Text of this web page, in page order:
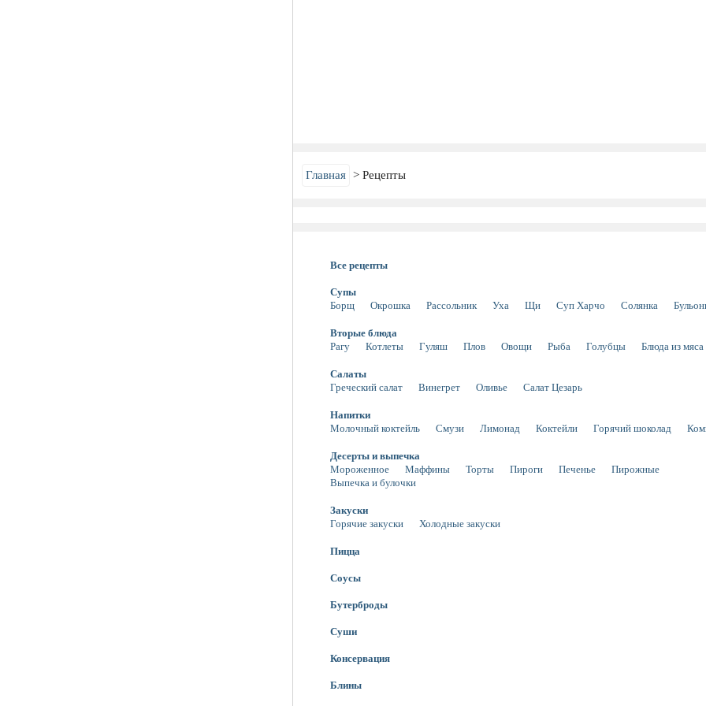
Главная Рецепты
Все рецепты
Супы
Борщ
Окрошка Рассольник Уха Щи Суп Харчо Солянка
Вторые блюда
Рагу
Котлеты Гуляш Плов Овощи Рыба Голубцы Блюда из мяса
Салаты
Греческий салат
Винегрет Оливье Салат Цезарь
Напитки
Молочный коктейль
Смузи Лимонад Коктейли Горячий шоколад
Десерты и выпечка
Мороженное
Маффины Торты Пироги Печенье
Пирожные
Выпечка и булочки
Закуски
Горячие закуски
Холодные закуски
Пицца
Соусы
Бутерброды
Суши
Консервация
Блины